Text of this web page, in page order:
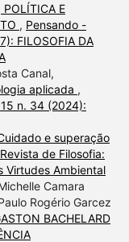
POLÍTICA E
, Pensando -
FILOSOFIA DA
Canal,
aplicada ,
n. 34 (2024):
e superação
de Filosofia:
Virtudes Ambiental
Camara
Rogério Garcez
BACHELARD